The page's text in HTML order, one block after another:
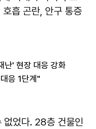
흡 곤란, 안구 통증
난' 현장 대응 강화
응 1단계"
없었다. 28층 건물인